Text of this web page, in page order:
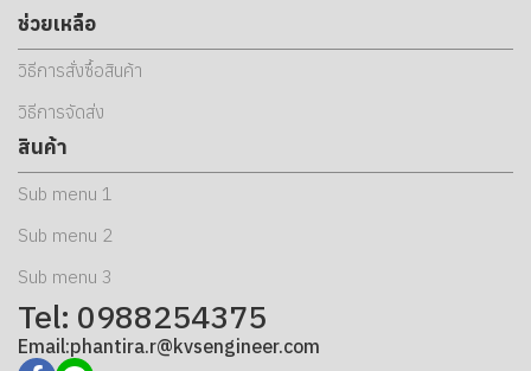
ช่วยเหลือ
วิธีการสั่งซื้อสินค้า
วิธีการจัดส่ง
สินค้า
Sub menu 1
Sub menu 2
Sub menu 3
Tel: 0988254375
Email:phantira.r@kvsengineer.com